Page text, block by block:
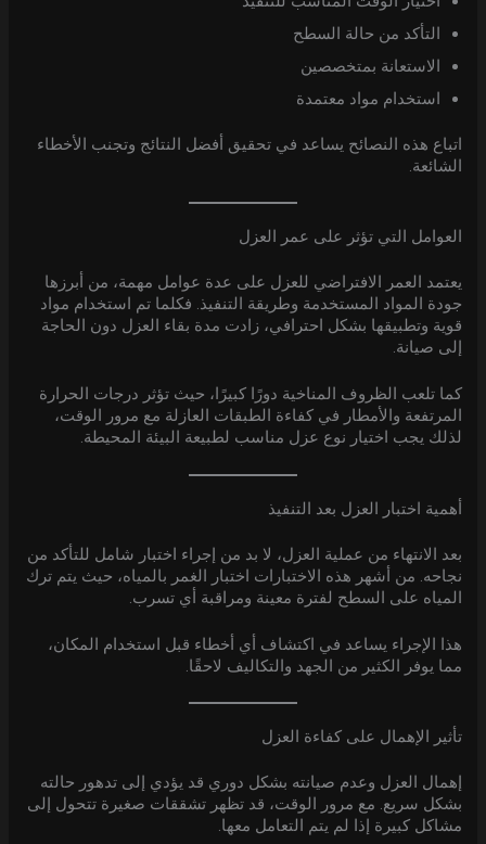
التأكد من حالة السطح
الاستعانة بمتخصصين
استخدام مواد معتمدة
اتباع هذه النصائح يساعد في تحقيق أفضل النتائج وتجنب الأخطاء
الشائعة.
العوامل التي تؤثر على عمر العزل
يعتمد العمر الافتراضي للعزل على عدة عوامل مهمة، من أبرزها
جودة المواد المستخدمة وطريقة التنفيذ. فكلما تم استخدام مواد
قوية وتطبيقها بشكل احترافي، زادت مدة بقاء العزل دون الحاجة
إلى صيانة.
كما تلعب الظروف المناخية دورًا كبيرًا، حيث تؤثر درجات الحرارة
المرتفعة والأمطار في كفاءة الطبقات العازلة مع مرور الوقت،
لذلك يجب اختيار نوع عزل مناسب لطبيعة البيئة المحيطة.
أهمية اختبار العزل بعد التنفيذ
بعد الانتهاء من عملية العزل، لا بد من إجراء اختبار شامل للتأكد من
نجاحه. من أشهر هذه الاختبارات اختبار الغمر بالمياه، حيث يتم ترك
المياه على السطح لفترة معينة ومراقبة أي تسرب.
هذا الإجراء يساعد في اكتشاف أي أخطاء قبل استخدام المكان،
مما يوفر الكثير من الجهد والتكاليف لاحقًا.
تأثير الإهمال على كفاءة العزل
إهمال العزل وعدم صيانته بشكل دوري قد يؤدي إلى تدهور حالته
بشكل سريع. مع مرور الوقت، قد تظهر تشققات صغيرة تتحول إلى
مشاكل كبيرة إذا لم يتم التعامل معها.